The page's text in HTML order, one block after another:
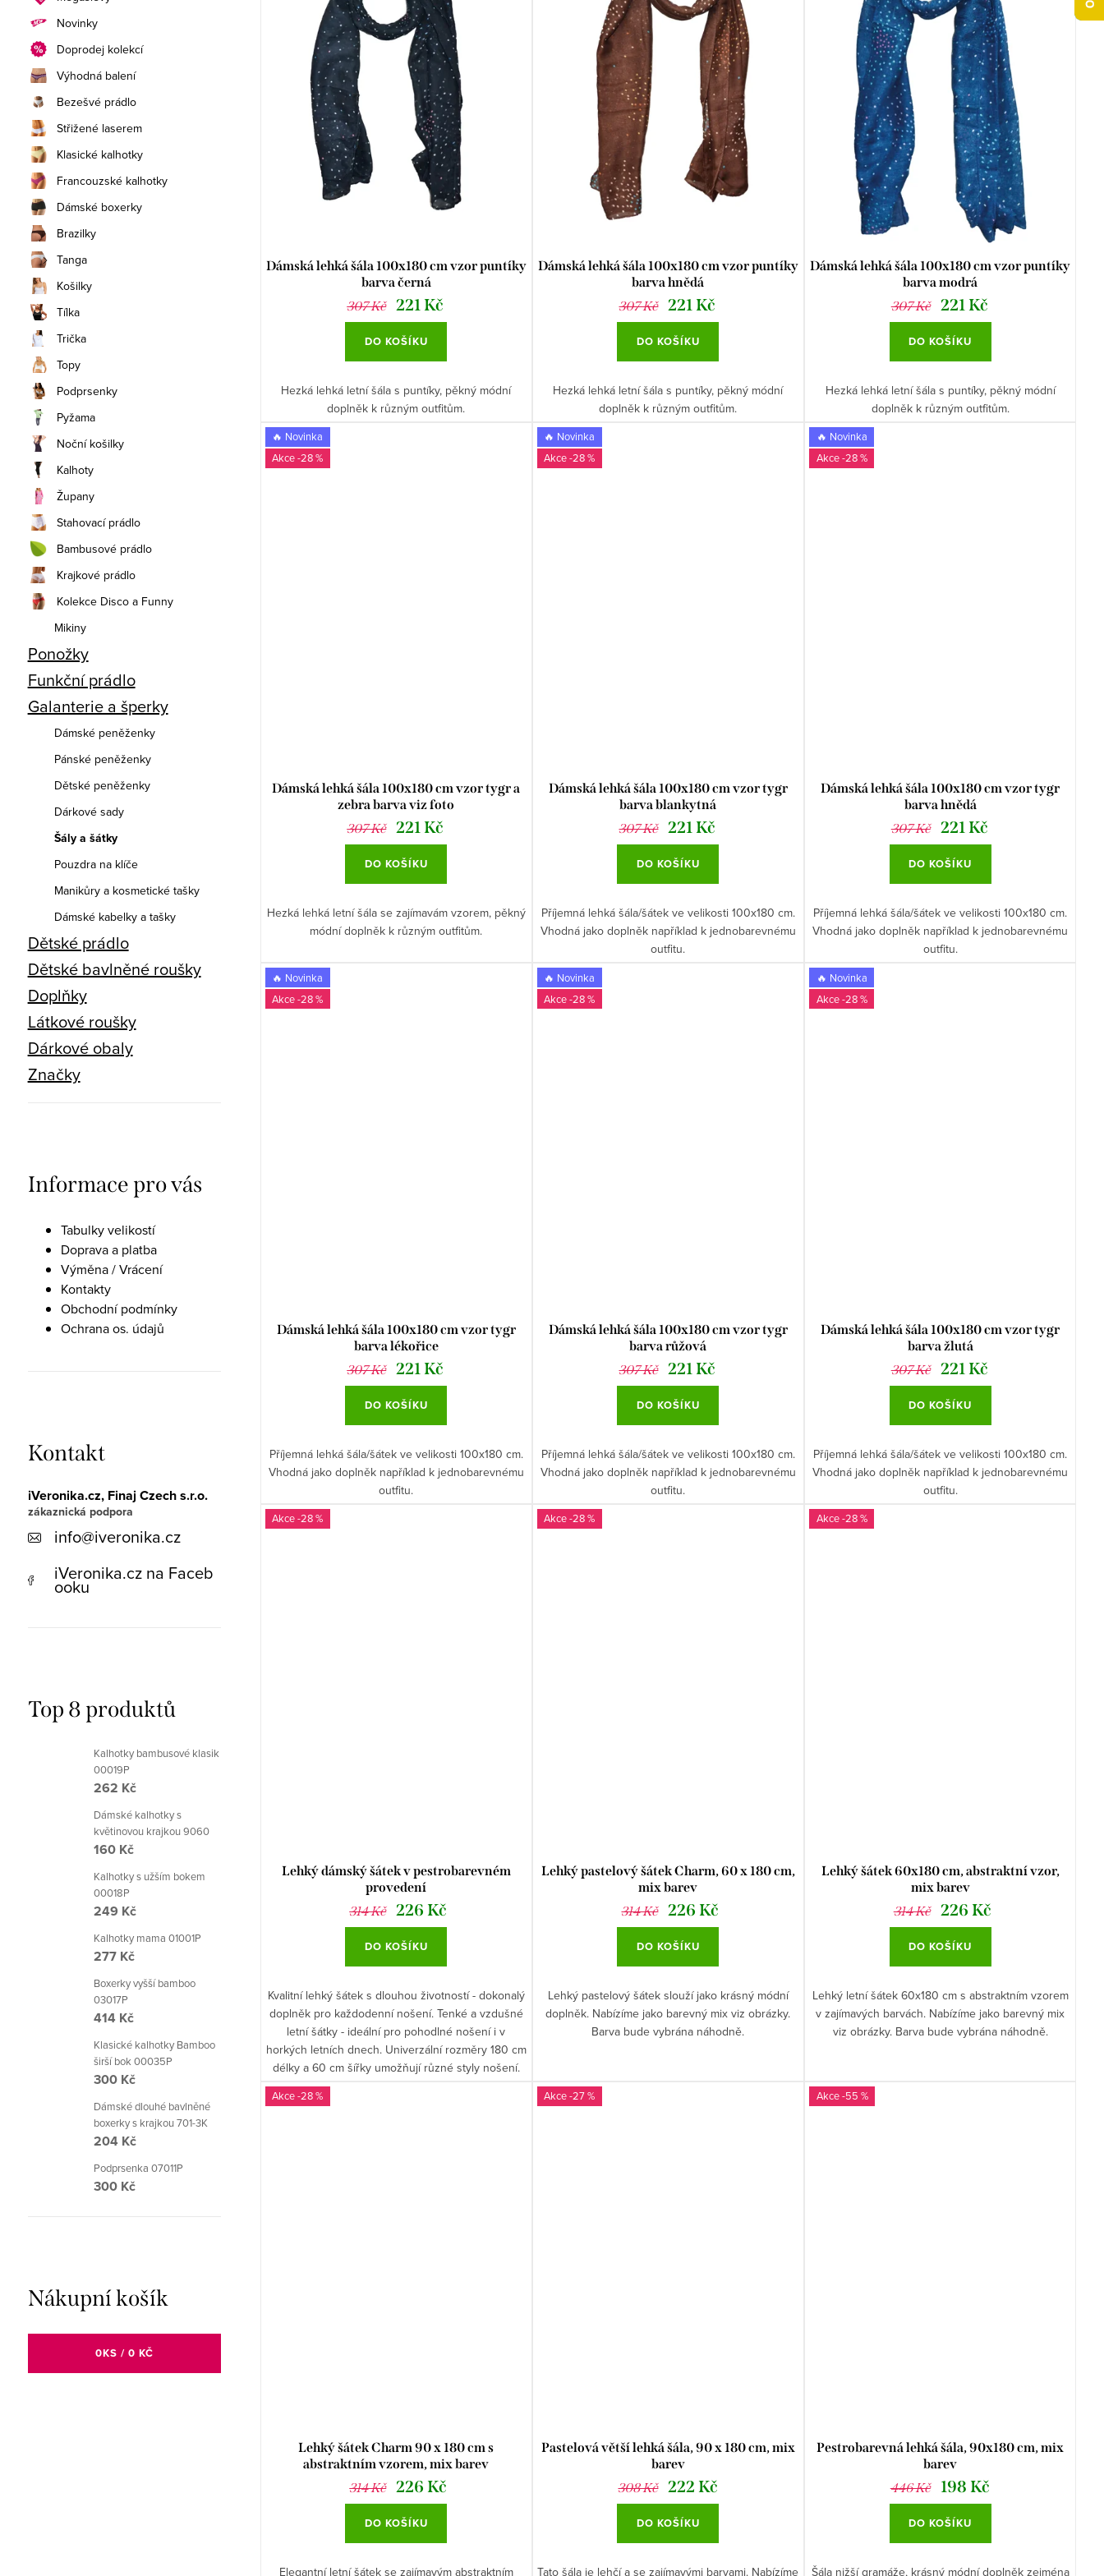
n
í
p
a
n
e
l
Novinky
Doprodej kolekcí
Výhodná balení
Bezešvé prádlo
Střižené laserem
Klasické kalhotky
Francouzské kalhotky
Dámské boxerky
Brazilky
Tanga
Košilky
Tílka
Trička
Topy
Podprsenky
Pyžama
Noční košilky
Kalhoty
Župany
Stahovací prádlo
Bambusové prádlo
Krajkové prádlo
Kolekce Disco a Funny
Mikiny
Ponožky
Funkční prádlo
Galanterie a šperky
Dámské peněženky
Pánské peněženky
Dětské peněženky
Dárkové sady
Šály a šátky
Pouzdra na klíče
Manikůry a kosmetické tašky
Dámské kabelky a tašky
Dětské prádlo
Dětské bavlněné roušky
Doplňky
Látkové roušky
Dárkové obaly
Značky
Informace pro vás
Tabulky velikostí
Doprava a platba
Výměna / Vrácení
Kontakty
Obchodní podmínky
Ochrana os. údajů
Kontakt
iVeronika.cz, Finaj Czech s.r.o.
info@iveronika.cz
iVeronika.cz na Faceb
ooku
Top 8 produktů
Kalhotky bambusové klasik
00019P
262 Kč
Dámské kalhotky s
květinovou krajkou 9060
160 Kč
Kalhotky s užším bokem
00018P
249 Kč
Kalhotky mama 01001P
277 Kč
Boxerky vyšší bamboo
03017P
414 Kč
Klasické kalhotky Bamboo
širší bok 00035P
300 Kč
Dámské dlouhé bavlněné
boxerky s krajkou 701-3K
204 Kč
Podprsenka 07011P
300 Kč
Nákupní košík
0KS / 0 KČ
ttDámská lehká šála 100x180 cm vzor puntíky
barva černá
307 Kč
221 Kč
DO KOŠÍKU
Hezká lehká letní šála s puntíky, pěkný módní
doplněk k různým outfitům.
Dámská lehká šála 100x180 cm vzor puntíky
barva hnědá
307 Kč
221 Kč
DO KOŠÍKU
Hezká lehká letní šála s puntíky, pěkný módní
doplněk k různým outfitům.
Dámská lehká šála 100x180 cm vzor puntíky
barva modrá
307 Kč
221 Kč
DO KOŠÍKU
Hezká lehká letní šála s puntíky, pěkný módní
doplněk k různým outfitům.
🔥 Novinka
-28 %
Dámská lehká šála 100x180 cm vzor tygr a
zebra barva viz foto
307 Kč
221 Kč
DO KOŠÍKU
Hezká lehká letní šála se zajímavám vzorem, pěkný
módní doplněk k různým outfitům.
🔥 Novinka
-28 %
Dámská lehká šála 100x180 cm vzor tygr
barva blankytná
307 Kč
221 Kč
DO KOŠÍKU
Příjemná lehká šála/šátek ve velikosti 100x180 cm.
Vhodná jako doplněk například k jednobarevnému
outfitu.
🔥 Novinka
-28 %
Dámská lehká šála 100x180 cm vzor tygr
barva hnědá
307 Kč
221 Kč
DO KOŠÍKU
Příjemná lehká šála/šátek ve velikosti 100x180 cm.
Vhodná jako doplněk například k jednobarevnému
outfitu.
🔥 Novinka
-28 %
Dámská lehká šála 100x180 cm vzor tygr
barva lékořice
307 Kč
221 Kč
DO KOŠÍKU
Příjemná lehká šála/šátek ve velikosti 100x180 cm.
Vhodná jako doplněk například k jednobarevnému
outfitu.
🔥 Novinka
-28 %
Dámská lehká šála 100x180 cm vzor tygr
barva růžová
307 Kč
221 Kč
DO KOŠÍKU
Příjemná lehká šála/šátek ve velikosti 100x180 cm.
Vhodná jako doplněk například k jednobarevnému
outfitu.
🔥 Novinka
-28 %
Dámská lehká šála 100x180 cm vzor tygr
barva žlutá
307 Kč
221 Kč
DO KOŠÍKU
Příjemná lehká šála/šátek ve velikosti 100x180 cm.
Vhodná jako doplněk například k jednobarevnému
outfitu.
-28 %
Lehký dámský šátek v pestrobarevném
provedení
314 Kč
226 Kč
DO KOŠÍKU
Kvalitní lehký šátek s dlouhou životností - dokonalý
doplněk pro každodenní nošení. Tenké a vzdušné
letní šátky - ideální pro pohodlné nošení i v
horkých letních dnech. Univerzální rozměry 180 cm
délky a 60 cm šířky umožňují různé styly nošení.
-28 %
Lehký pastelový šátek Charm, 60 x 180 cm,
mix barev
314 Kč
226 Kč
DO KOŠÍKU
Lehký pastelový šátek slouží jako krásný módní
doplněk. Nabízíme jako barevný mix viz obrázky.
Barva bude vybrána náhodně.
-28 %
Lehký šátek 60x180 cm, abstraktní vzor,
mix barev
314 Kč
226 Kč
DO KOŠÍKU
Lehký letní šátek 60x180 cm s abstraktním vzorem
v zajímavých barvách. Nabízíme jako barevný mix
viz obrázky. Barva bude vybrána náhodně.
-28 %
Lehký šátek Charm 90 x 180 cm s
abstraktním vzorem, mix barev
314 Kč
226 Kč
DO KOŠÍKU
Elegantní letní šátek se zajímavým abstraktním
-27 %
Pastelová větší lehká šála, 90 x 180 cm, mix
barev
308 Kč
222 Kč
DO KOŠÍKU
Tato šála je lehčí a se zajímavými barvami. Nabízíme
-55 %
Pestrobarevná lehká šála, 90x180 cm, mix
barev
446 Kč
198 Kč
DO KOŠÍKU
Šála nižší gramáže, krásný módní doplněk zejména